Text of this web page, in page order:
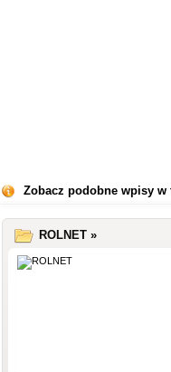
Zobacz podobne wpisy w
ROLNET »